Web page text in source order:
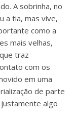
A sobrinha, no
a tia, mas vive,
como a
mais velhas,
traz
com os
em uma
de parte
algo